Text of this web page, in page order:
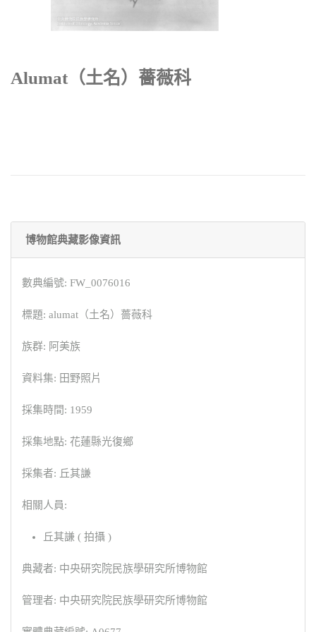
Alumat（土名）薔薇科
博物館典藏影像資訊
數典編號: FW_0076016
標題: alumat（土名）薔薇科
族群: 阿美族
資料集: 田野照片
採集時間: 1959
採集地點: 花蓮縣光復鄉
採集者: 丘其謙
相關人員:
丘其謙 ( 拍攝 )
典藏者: 中央研究院民族學研究所博物館
管理者: 中央研究院民族學研究所博物館